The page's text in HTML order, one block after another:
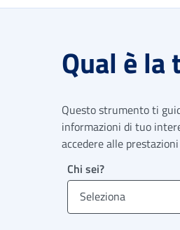
Qual è la
Questo strumento ti
informazioni di tuo
accedere alle
Chi sei?
Seleziona